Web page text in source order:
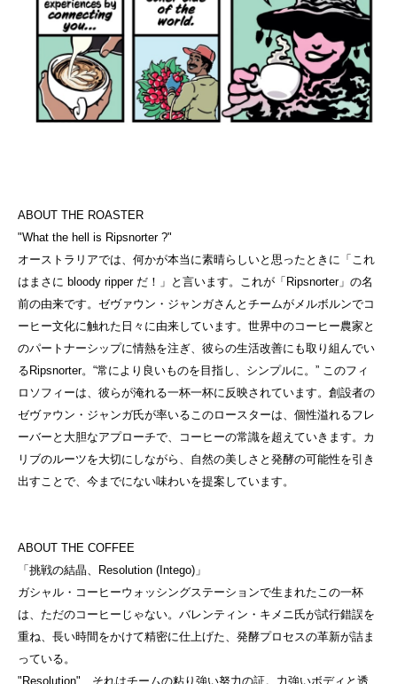
ABOUT THE ROASTER
"What the hell is Ripsnorter ?"
オーストラリアでは、何かが本当に素晴らしいと思ったときに「これ
はまさに bloody ripper だ！」と言います。これが「Ripsnorter」の名
前の由来です。ゼヴァウン・ジャンガさんとチームがメルボルンでコ
ーヒー文化に触れた日々に由来しています。世界中のコーヒー農家と
のパートナーシップに情熱を注ぎ、彼らの生活改善にも取り組んでい
るRipsnorter。“常により良いものを目指し、シンプルに。” このフィ
ロソフィーは、彼らが淹れる一杯一杯に反映されています。創設者の
ゼヴァウン・ジャンガ氏が率いるこのロースターは、個性溢れるフレ
ーバーと大胆なアプローチで、コーヒーの常識を超えていきます。カ
リブのルーツを大切にしながら、自然の美しさと発酵の可能性を引き
出すことで、今までにない味わいを提案しています。
ABOUT THE COFFEE
「挑戦の結晶、Resolution (Intego)」
ガシャル・コーヒーウォッシングステーションで生まれたこの一杯
は、ただのコーヒーじゃない。バレンティン・キメニ氏が試行錯誤を
重ね、長い時間をかけて精密に仕上げた、発酵プロセスの革新が詰ま
っている。
"Resolution"、それはチームの粘り強い努力の証。力強いボディと透